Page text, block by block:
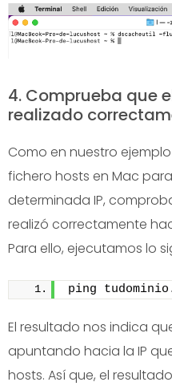
4. Comprueba que
realizado
Como en nuestro
fichero hosts en Mac
determinada IP,
realizó correctamente
Para ello, ejecutamos lo
ping
El resultado nos indica
apuntando hacia la IP
hosts. Así que, el